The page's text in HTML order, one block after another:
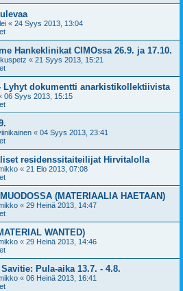
« 24 Syys 2013, 13:04
Hankeklinikat CIMOssa 26.9. ja 17.10.
« 21 Syys 2013, 15:21
Lyhyt dokumentti anarkistikollektiivista
06 Syys 2013, 15:15
« 04 Syys 2013, 23:41
residenssitaiteilijat Hirvitalolla
« 21 Elo 2013, 07:08
(MATERIAALIA HAETAAN)
« 29 Heinä 2013, 14:47
WANTED)
« 29 Heinä 2013, 14:46
Pula-aika 13.7. - 4.8.
« 06 Heinä 2013, 16:41